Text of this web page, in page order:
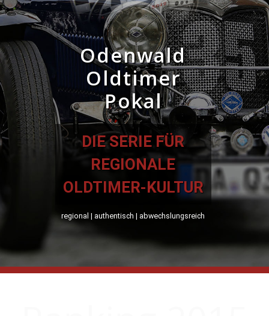
Odenwald
Oldtimer
Pokal
DIE SERIE FÜR
REGIONALE
OLDTIMER-KULTUR
regional | authentisch | abwechslungsreich